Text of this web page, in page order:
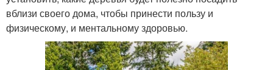
вблизи своего дома, чтобы принести пользу и
физическому, и ментальному здоровью.